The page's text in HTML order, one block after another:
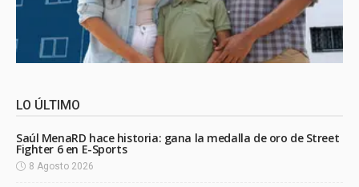
LO ÚLTIMO
Saúl MenaRD hace historia: gana la medalla de oro de Street
Fighter 6 en E-Sports
8 Agosto 2026